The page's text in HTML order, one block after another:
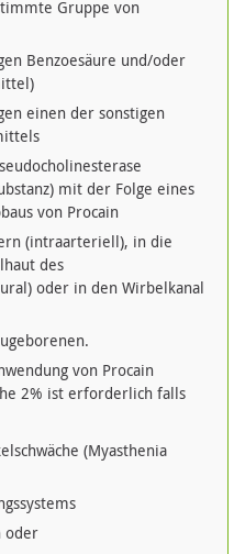
Gruppe von
Benzoesäure und/oder
einen der sonstigen
mit der Folge eines
von Procain
(intraarteriell), in die
des
oder in den Wirbelkanal
von Procain
2% ist erforderlich falls
(Myasthenia
oder